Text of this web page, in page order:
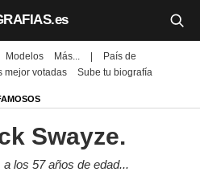
Modelos Más...
País de
mejor votadas Sube tu biografía
Swayze.
los 57 años de edad...